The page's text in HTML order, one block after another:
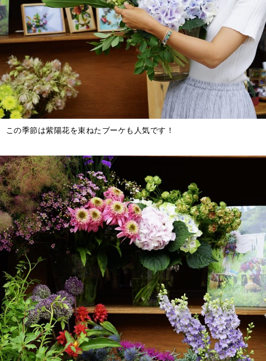
この季節は紫陽花を束ねたブーケも人気です！